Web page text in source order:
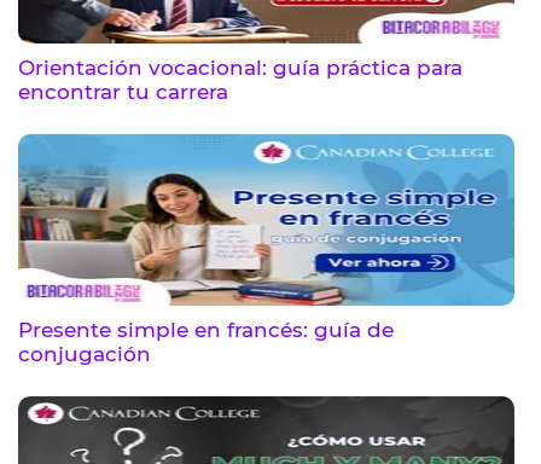
Orientación vocacional: guía práctica para
encontrar tu carrera
Presente simple en francés: guía de
conjugación